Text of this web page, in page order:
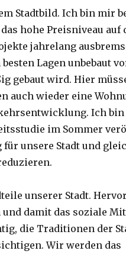
Stadtbild. Ich bin mir
hohe Preisniveau auf
jahrelang
Lagen unbebaut
gebaut wird. Hier
auch wieder eine
Ich
im Sommer
unsere Stadt und
unserer Stadt.
damit das soziale
die Traditionen der
Wir werden das